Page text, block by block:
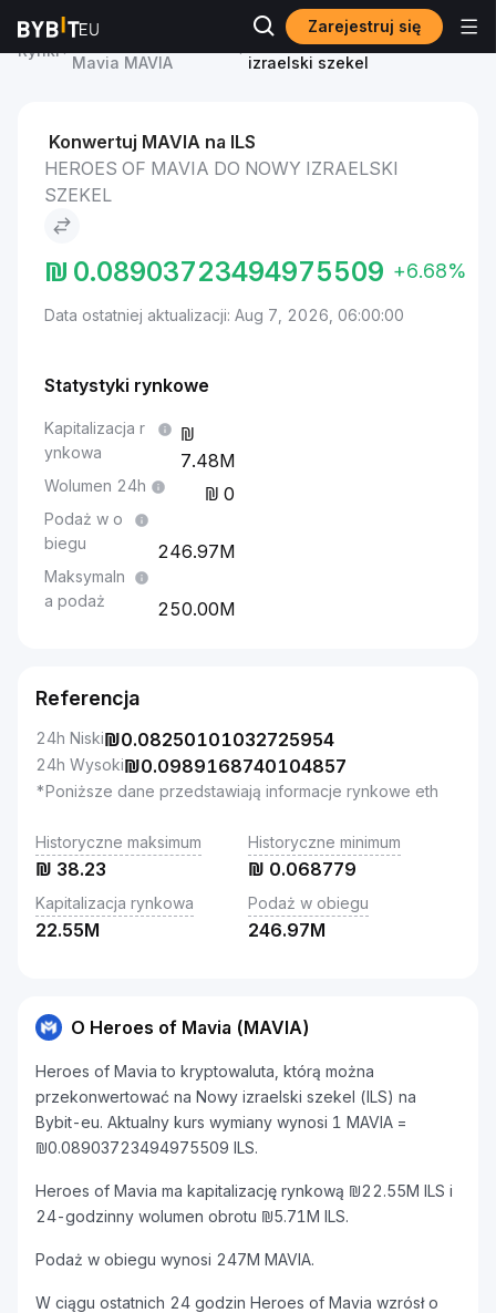
Zarejestruj się
Rynki
Cena Heroes of
Mavia MAVIA
Heroes of Mavia to Nowy
izraelski szekel
Konwertuj MAVIA na ILS
HEROES OF MAVIA DO NOWY IZRAELSKI
SZEKEL
₪ 0.08903723494975509 +6.68%
Data ostatniej aktualizacji: Aug 7, 2026, 06:00:00
Statystyki rynkowe
Kapitalizacja r
ynkowa
7.48M
Wolumen 24h 0
Podaż w o
biegu
246.97M
Maksymaln
a podaż
250.00M
Referencja
24h Niski₪0.08250101032725954
24h Wysoki₪0.0989168740104857
*Poniższe dane przedstawiają informacje rynkowe eth
Historyczne maksimum
₪ 38.23
Historyczne minimum
₪ 0.068779
Kapitalizacja rynkowa
22.55M
Podaż w obiegu
246.97M
O Heroes of Mavia (MAVIA)
Heroes of Mavia to kryptowaluta, którą można
przekonwertować na Nowy izraelski szekel (ILS) na
Bybit-eu. Aktualny kurs wymiany wynosi 1 MAVIA =
₪0.08903723494975509 ILS.
Heroes of Mavia ma kapitalizację rynkową ₪22.55M ILS i
24-godzinny wolumen obrotu ₪5.71M ILS.
Podaż w obiegu wynosi 247M MAVIA.
W ciągu ostatnich 24 godzin Heroes of Mavia wzrósł o